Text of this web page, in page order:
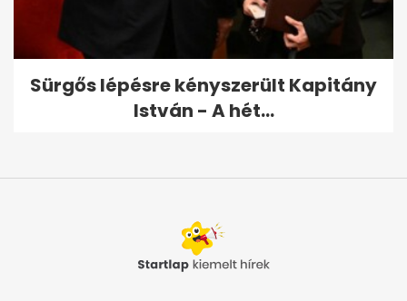
Sürgős lépésre kényszerült Kapitány
István - A hét...